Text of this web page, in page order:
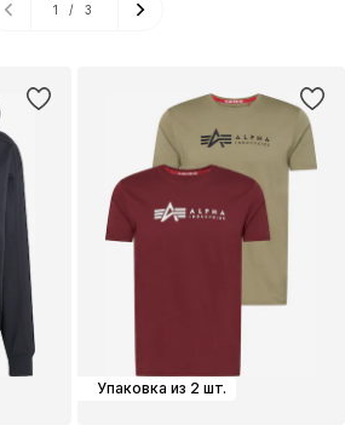
Упаковка из 2 шт.
1 / 3